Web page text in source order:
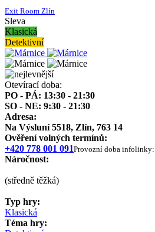
Exit Room Zlín
Sleva
Klasická
Detektivní
Otevírací doba:
PO - PÁ: 13:30 - 21:30
SO - NE: 9:30 - 21:30
Adresa:
Na Výsluní 5518, Zlín, 763 14
Ověření volných termínů:
+420 778 001 091Provozní doba infolinky:
Náročnost:
(středně těžká)
Typ hry:
Klasická
Téma hry: